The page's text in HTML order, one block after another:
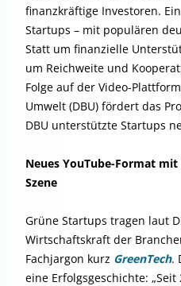
finanzkräftige Investoren.
Startups – mit populären
Statt um finanzielle
um Reichweite und
Folge auf der Video-Plattform
Umwelt (DBU) fördert das
DBU unterstützte Startups
Neues YouTube-Format
Szene
Grüne Startups tragen laut
Wirtschaftskraft der
Fachjargon kurz GreenTech.
eine Erfolgsgeschichte: